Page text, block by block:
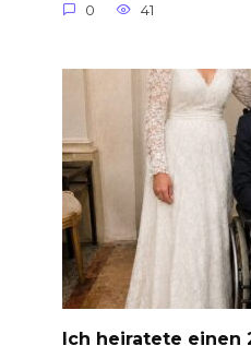
0 41
Ich heiratete einen